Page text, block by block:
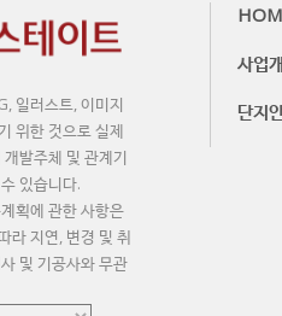
일러스트, 이미지
위한 것으로 실제
발주체 및 관계기
있습니다.
획에 관한 사항은
라 지연, 변경 및 취
및 기공사와 무관
사업
단지